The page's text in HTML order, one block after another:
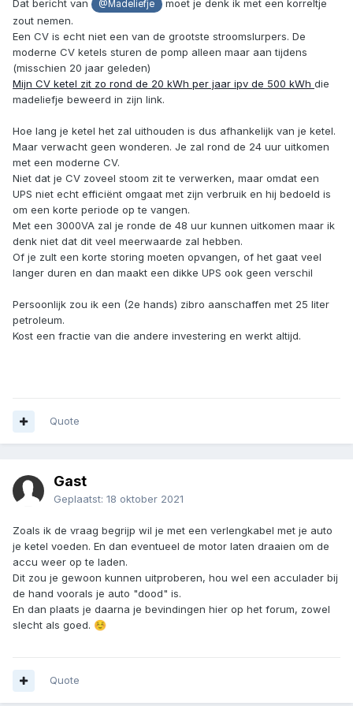
Dat bericht van @Madeliefje
moet je denk ik met een korreltje
zout nemen.
Een CV is echt niet een van de grootste stroomslurpers. De
moderne CV ketels sturen de pomp alleen maar aan tijdens
(misschien 20 jaar geleden)
Mijn CV ketel zit zo rond de 20 kWh per jaar ipv de 500 kWh die
madeliefje beweerd in zijn link.
Hoe lang je ketel het zal uithouden is dus afhankelijk van je ketel.
Maar verwacht geen wonderen. Je zal rond de 24 uur uitkomen
met een moderne CV.
Niet dat je CV zoveel stoom zit te verwerken, maar omdat een
UPS niet echt efficiënt omgaat met zijn verbruik en hij bedoeld is
om een korte periode op te vangen.
Met een 3000VA zal je ronde de 48 uur kunnen uitkomen maar ik
denk niet dat dit veel meerwaarde zal hebben.
Of je zult een korte storing moeten opvangen, of het gaat veel
langer duren en dan maakt een dikke UPS ook geen verschil
Persoonlijk zou ik een (2e hands) zibro aanschaffen met 25 liter
petroleum.
Kost een fractie van die andere investering en werkt altijd.
Quote
Gast
Geplaatst: 18 oktober 2021
Zoals ik de vraag begrijp wil je met een verlengkabel met je auto
je ketel voeden. En dan eventueel de motor laten draaien om de
accu weer op te laden.
Dit zou je gewoon kunnen uitproberen, hou wel een acculader bij
de hand voorals je auto "dood" is.
En dan plaats je daarna je bevindingen hier op het forum, zowel
slecht als goed. ☺️
Quote